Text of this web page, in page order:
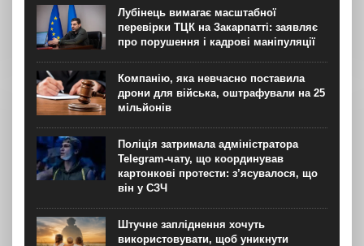
Лубінець вимагає масштабної
перевірки ТЦК на Закарпатті: заявляє
про порушення і кадрові маніпуляції
Компанію, яка невчасно поставила
дрони для війська, оштрафували на 25
мільйонів
Поліція затримала адміністратора
Telegram-чату, що координував
картонкові протести: з’ясувалося, що
він у СЗЧ
Штучне запліднення хочуть
використовувати, щоб уникнути